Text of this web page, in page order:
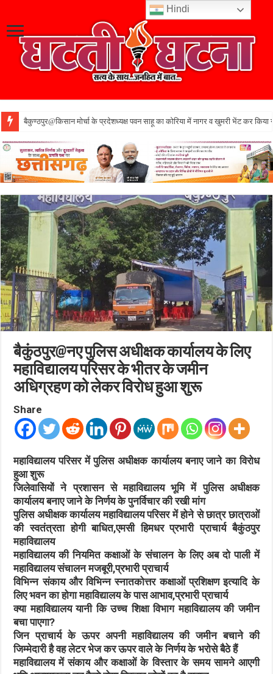
बैकुण्ठपुर@किसान मोर्चा के प्रदेशध्यक्ष पवन साहू का कोरिया में नागर व खुमरी भेंट कर किया
बैकुंठपुर@नए पुलिस अधीक्षक कार्यालय के लिए
महाविद्यालय परिसर के भीतर के जमीन
अधिग्रहण को लेकर विरोध हुआ शुरू
Share
महाविद्यालय परिसर में पुलिस अधीक्षक कार्यालय बनाए जाने का विरोध
हुआ शुरू
जिलेवासियों ने प्रशासन से महाविद्यालय भूमि में पुलिस अधीक्षक
कार्यालय बनाए जाने के निर्णय के पुनर्विचार की रखी मांग
पुलिस अधीक्षक कार्यालय महाविद्यालय परिसर में होने से छात्र छात्राओं
की स्वतंत्रता होगी बाधित,एमसी हिमधर प्रभारी प्राचार्य बैकुंठपुर
महाविद्यालय
महाविद्यालय की नियमित कक्षाओं के संचालन के लिए अब दो पाली में
महाविद्यालय संचालन मजबूरी,प्रभारी प्राचार्य
विभिन्न संकाय और विभिन्न स्नातकोत्तर कक्षाओं प्रशिक्षण इत्यादि के
लिए भवन का होगा महाविद्यालय के पास आभाव,प्रभारी प्राचार्य
क्या महाविद्यालय यानी कि उच्च शिक्षा विभाग महाविद्यालय की जमीन
बचा पाएगा?
जिन प्राचार्य के ऊपर अपनी महाविद्यालय की जमीन बचाने की
जिम्मेदारी है वह लेटर भेज कर ऊपर वाले के निर्णय के भरोसे बैठे हैं
महाविद्यालय में संकाय और कक्षाओं के विस्तार के समय सामने आएगी
Hindi